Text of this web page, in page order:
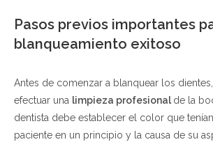
Pasos previos importantes
blanqueamiento exitoso
Antes de comenzar a blanquear los
efectuar una limpieza profesionalde la
dentista debe establecer el color que
paciente en un principio y la causa de su